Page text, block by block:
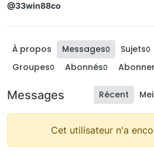
@33win88co
À propos Messages0 Sujets0
Groupes0 Abonnés0
Messages Récent
Cet utilisateur n'a